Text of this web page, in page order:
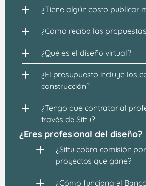
¿Tiene algún costo publicar
¿Cómo recibo las
¿Qué es el diseño virtual?
¿El presupuesto incluye los
construcción?
¿Tengo que contratar al
través de Sittu?
¿Eres profesional del diseño?
¿Sittu cobra comisión
proyectos que gane?
¿Cómo funciona el